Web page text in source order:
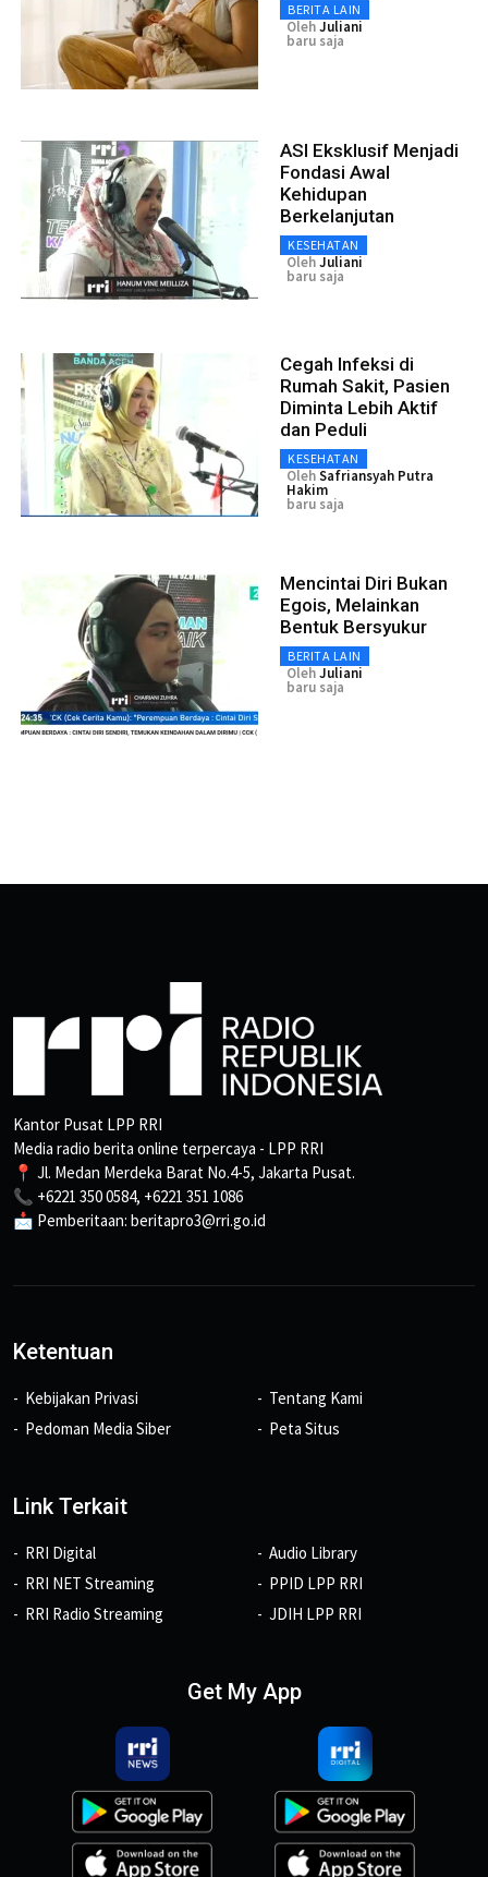
BERITA LAIN
OlehJuliani
baru saja
ASI Eksklusif Menjadi
Fondasi Awal
Kehidupan
Berkelanjutan
KESEHATAN
OlehJuliani
baru saja
Cegah Infeksi di
Rumah Sakit, Pasien
Diminta Lebih Aktif
dan Peduli
KESEHATAN
OlehSafriansyah Putra
Hakim
baru saja
Mencintai Diri Bukan
Egois, Melainkan
Bentuk Bersyukur
BERITA LAIN
OlehJuliani
baru saja
Kantor Pusat LPP RRI
Media radio berita online terpercaya - LPP RRI
📍 Jl. Medan Merdeka Barat No.4-5, Jakarta Pusat.
📞 +6221 350 0584, +6221 351 1086
📩 Pemberitaan: beritapro3@rri.go.id
Ketentuan
Kebijakan Privasi
Pedoman Media Siber
Tentang Kami
Peta Situs
Link Terkait
RRI Digital
RRI NET Streaming
RRI Radio Streaming
Audio Library
PPID LPP RRI
JDIH LPP RRI
Get My App